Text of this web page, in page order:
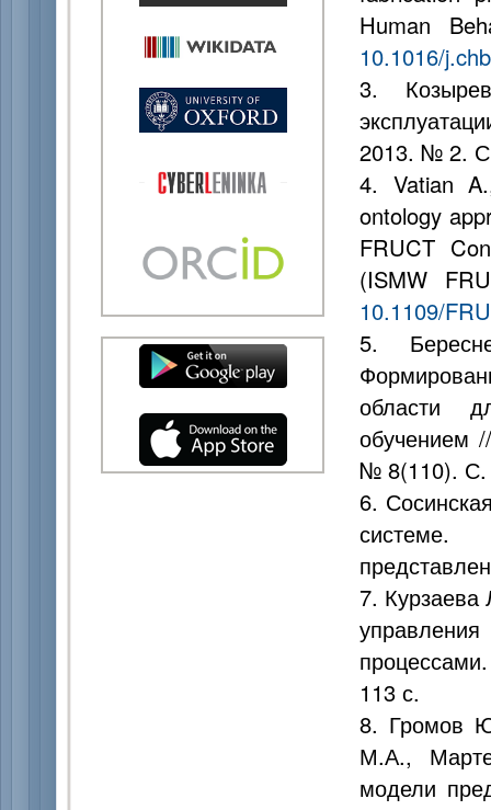
Human
10.1016/
3.
2013. № 2.
4. Vatian
ontology
FRUCT
(ISMW
10.1109/
5.
области
обучением
№ 8(110). С.
6.
системе.
7. Курзаева
113 с.
8. Громов
М.А.,
модели